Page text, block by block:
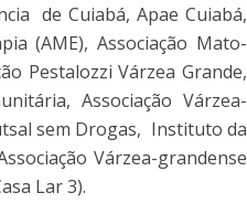
de Cuiabá, Apae Cuiabá,
(AME), Associação Mato-
Pestalozzi Várzea Grande,
Associação Várzea-
sem Drogas, Instituto da
Várzea-grandense
Lar 3).